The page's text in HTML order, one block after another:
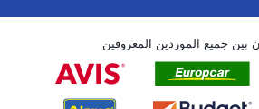
بين جميع الموردين المعروفين